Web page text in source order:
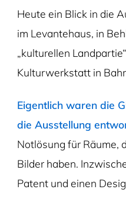
Heute ein Blick in die
im Levantehaus, in
„kulturellen
Kulturwerkstatt in
Eigentlich waren die
die Ausstellung
Notlösung für Räume,
Bilder haben.
Patent und einen